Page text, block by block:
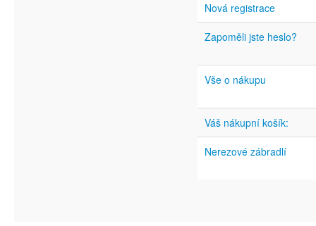
Nová registrace
Zapoměli jste heslo?
Vše o nákupu
Váš nákupní košík:
Nerezové zábradlí